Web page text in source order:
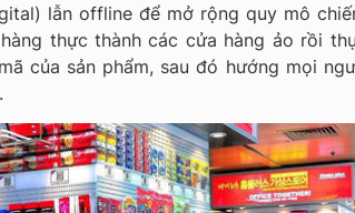
lẫn offline để mở rộng quy mô
thực thành các cửa hàng ảo rồi
của sản phẩm, sau đó hướng mọi